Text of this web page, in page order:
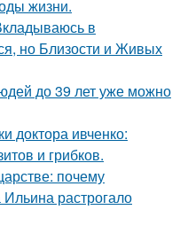
жизни.
в
но Близости и Живых
до 39 лет уже можно
доктора ивченко:
и грибков.
почему
растрогало